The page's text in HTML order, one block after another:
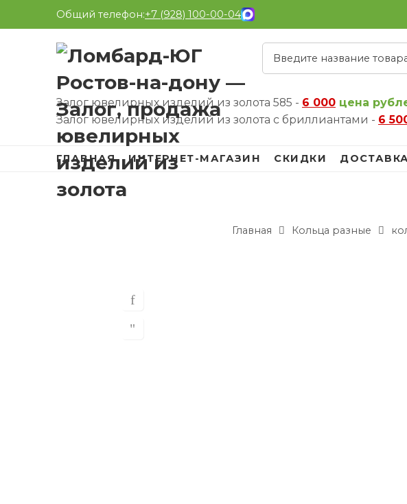
Общий телефон:+7 (928) 100-00-04
Залог ювелирных изделий из золота 585 - 6 000 цена
Залог ювелирных изделий из золота с бриллиантами - 6
ГЛАВНАЯ ИНТЕРНЕТ-МАГАЗИН СКИДКИ
Главная Кольца разные